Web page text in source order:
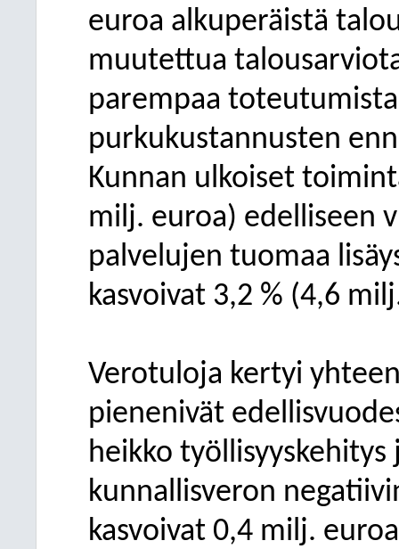
euroa alkuperäistä
muutettua
parempaa
purkukustannusten
Kunnan ulkoiset
milj. euroa) edelliseen
palvelujen tuomaa
kasvoivat 3,2 % (4,6
Verotuloja kertyi
pienenivät
heikko
kunnallisveron
kasvoivat 0,4 milj.